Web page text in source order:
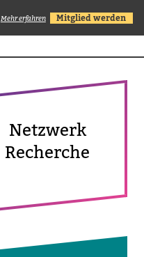
Mehr erfahren Mitglied werden
Netz­werk
Recherche